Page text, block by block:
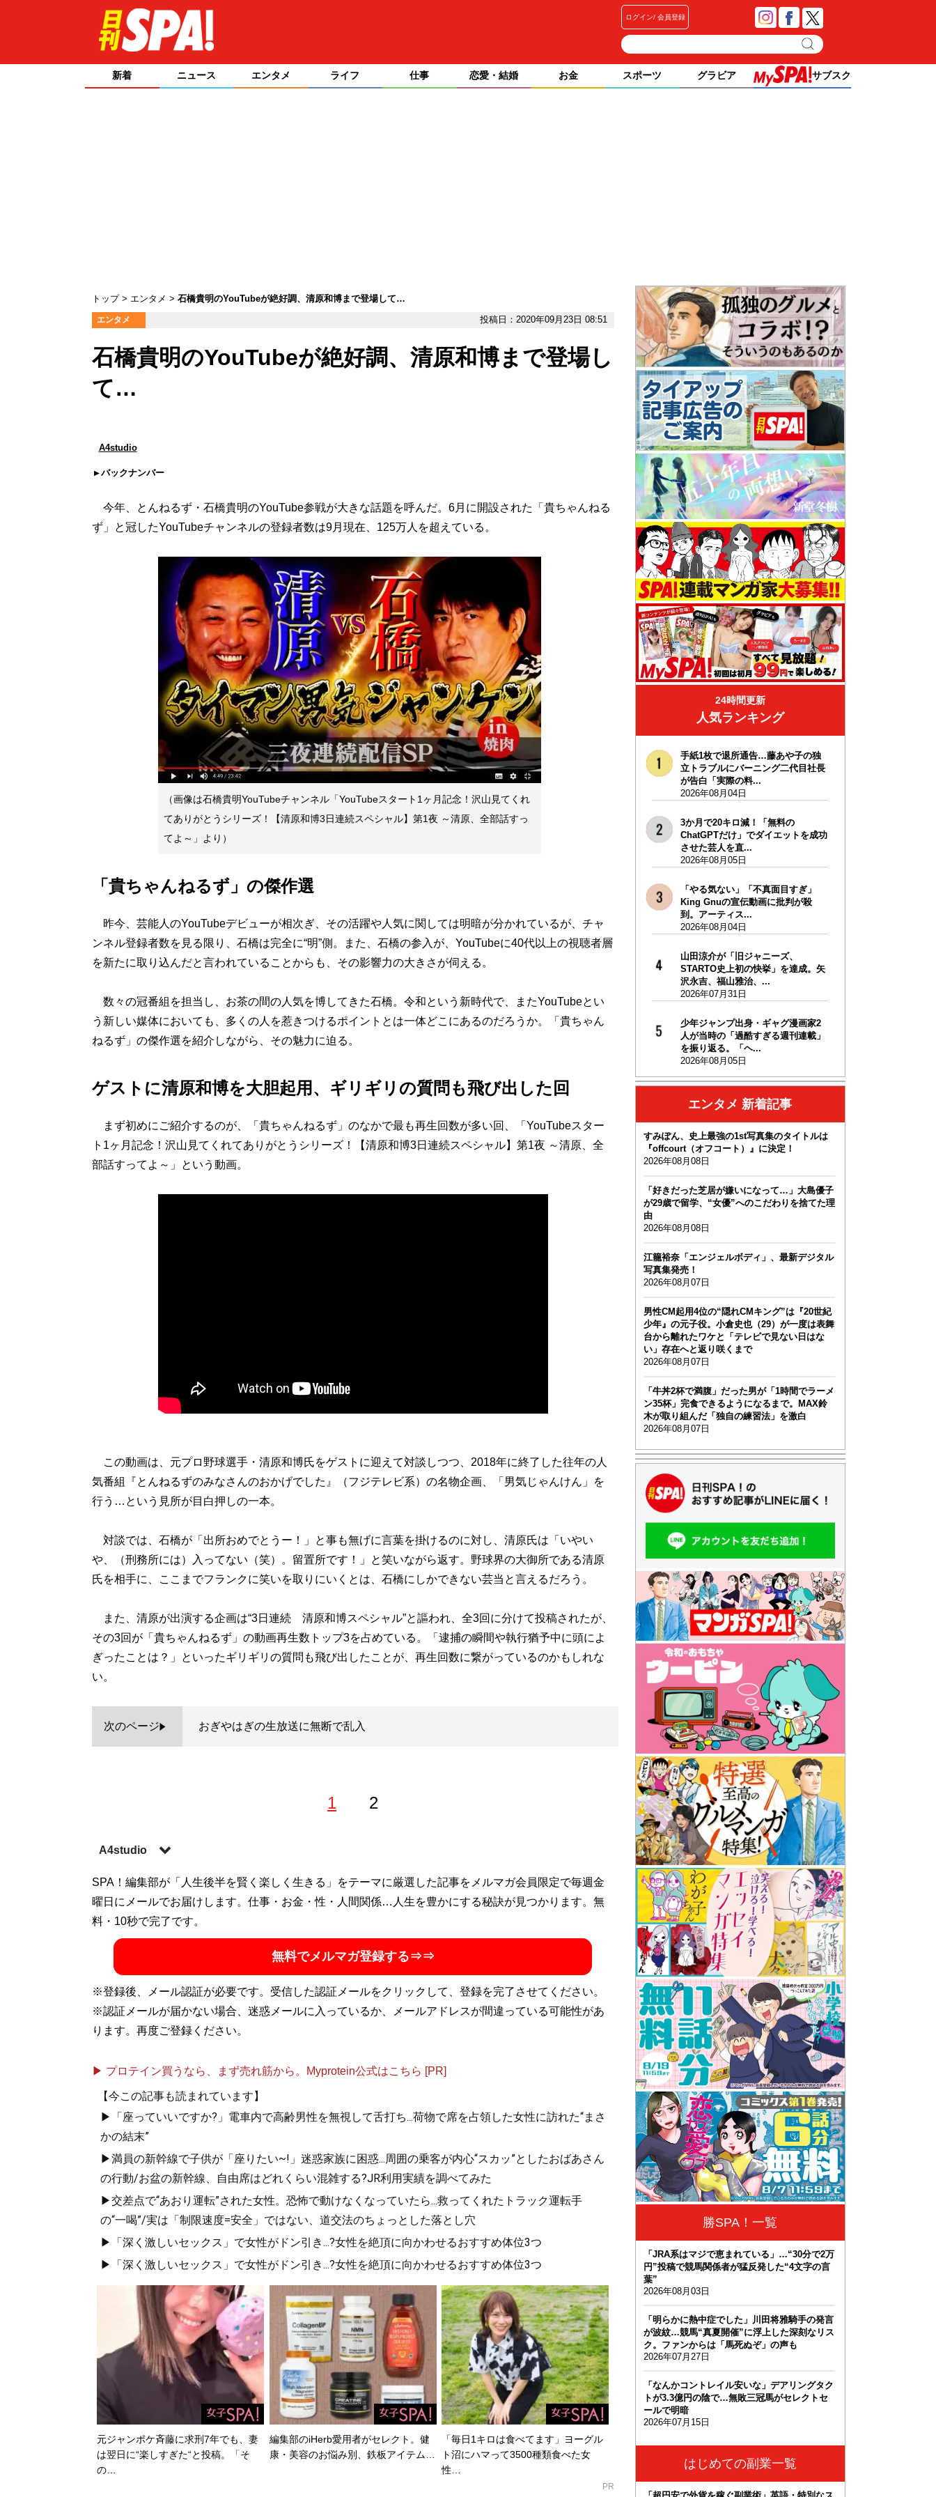
ログイン 会員登録
新着 ニュース エンタメ ライフ 仕事 恋愛・結婚 お金 スポーツ グラビア サブスク
トップ エンタメ 石橋貴明のYouTubeが絶好調、清原和博まで登場して…
エンタメ 投稿日：2020年09月23日 08:51
石橋貴明のYouTubeが絶好調、清原和博まで登場し
て…
A4studio
バックナンバー
今年、とんねるず・石橋貴明のYouTube参戦が大きな話題を呼んだ。6月に開設された「貴ちゃんねる
ず」と冠したYouTubeチャンネルの登録者数は9月現在、125万人を超えている。
（画像は石橋貴明YouTubeチャンネル「YouTubeスタート1ヶ月記念！沢山見てくれ
てありがとうシリーズ！【清原和博3日連続スペシャル】第1夜 ～清原、全部話すっ
てよ～」より）
「貴ちゃんねるず」の傑作選
昨今、芸能人のYouTubeデビューが相次ぎ、その活躍や人気に関しては明暗が分かれているが、チャ
ンネル登録者数を見る限り、石橋は完全に“明”側。また、石橋の参入が、YouTubeに40代以上の視聴者層
を新たに取り込んだと言われていることからも、その影響力の大きさが伺える。
数々の冠番組を担当し、お茶の間の人気を博してきた石橋。令和という新時代で、またYouTubeとい
う新しい媒体においても、多くの人を惹きつけるポイントとは一体どこにあるのだろうか。「貴ちゃん
ねるず」の傑作選を紹介しながら、その魅力に迫る。
ゲストに清原和博を大胆起用、ギリギリの質問も飛び出した回
まず初めにご紹介するのが、「貴ちゃんねるず」のなかで最も再生回数が多い回、「YouTubeスター
ト1ヶ月記念！沢山見てくれてありがとうシリーズ！【清原和博3日連続スペシャル】第1夜 ～清原、全
部話すってよ～」という動画。
この動画は、元プロ野球選手・清原和博氏をゲストに迎えて対談しつつ、2018年に終了した往年の人
気番組『とんねるずのみなさんのおかげでした』（フジテレビ系）の名物企画、「男気じゃんけん」を
行う…という見所が目白押しの一本。
対談では、石橋が「出所おめでとうー！」と事も無げに言葉を掛けるのに対し、清原氏は「いやい
や、（刑務所には）入ってない（笑）。留置所です！」と笑いながら返す。野球界の大御所である清原
氏を相手に、ここまでフランクに笑いを取りにいくとは、石橋にしかできない芸当と言えるだろう。
また、清原が出演する企画は“3日連続 清原和博スペシャル”と謳われ、全3回に分けて投稿されたが、
その3回が「貴ちゃんねるず」の動画再生数トップ3を占めている。「逮捕の瞬間や執行猶予中に頭によ
ぎったことは？」といったギリギリの質問も飛び出したことが、再生回数に繋がっているのかもしれな
い。
次のページ おぎやはぎの生放送に無断で乱入
1 2
A4studio
記事一覧へ
SPA！編集部が「人生後半を賢く楽しく生きる」をテーマに厳選した記事をメルマガ会員限定で毎週金
曜日にメールでお届けします。仕事・お金・性・人間関係…人生を豊かにする秘訣が見つかります。無
料・10秒で完了です。
無料でメルマガ登録する⇒⇒
※登録後、メール認証が必要です。受信した認証メールをクリックして、登録を完了させてください。
※認証メールが届かない場合、迷惑メールに入っているか、メールアドレスが間違っている可能性があ
ります。再度ご登録ください。
▶ プロテイン買うなら、まず売れ筋から。Myprotein公式はこちら [PR]
【今この記事も読まれています】
▶「座っていいですか?」電車内で高齢男性を無視して舌打ち...荷物で席を占領した女性に訪れた“まさ
かの結末”
▶満員の新幹線で子供が「座りたい~!」迷惑家族に困惑...周囲の乗客が内心“スカッ”としたおばあさん
の行動/お盆の新幹線、自由席はどれくらい混雑する?JR利用実績を調べてみた
▶交差点で“あおり運転”された女性。恐怖で動けなくなっていたら...救ってくれたトラック運転手
の“一喝”/実は「制限速度=安全」ではない、道交法のちょっとした落とし穴
▶「深く激しいセックス」で女性がドン引き...?女性を絶頂に向かわせるおすすめ体位3つ
▶「深く激しいセックス」で女性がドン引き...?女性を絶頂に向かわせるおすすめ体位3つ
元ジャンポケ斉藤に求刑7年でも、妻
は翌日に“楽しすぎた“と投稿。「そ
の…
編集部のiHerb愛用者がセレクト。健
康・美容のお悩み別、鉄板アイテム…
「毎日1キロは食べてます」ヨーグル
ト沼にハマって3500種類食べた女
性…
PR
24時間更新
人気ランキング
手紙1枚で退所通告…藤あや子の独
立トラブルにバーニング二代目社長
が告白「実際の料...
2026年08月04日
3か月で20キロ減！「無料の
ChatGPTだけ」でダイエットを成功
させた芸人を直...
2026年08月05日
「やる気ない」「不真面目すぎ」
King Gnuの宣伝動画に批判が殺
到。アーティス...
2026年08月04日
山田涼介が「旧ジャニーズ、
STARTO史上初の快挙」を達成。矢
沢永吉、福山雅治、...
2026年07月31日
少年ジャンプ出身・ギャグ漫画家2
人が当時の「過酷すぎる週刊連載」
を振り返る。「ヘ...
2026年08月05日
エンタメ 新着記事
すみぽん、史上最強の1st写真集のタイトルは
『offcourt（オフコート）』に決定！
2026年08月08日
「好きだった芝居が嫌いになって…」大島優子
が29歳で留学、“女優”へのこだわりを捨てた理
由
2026年08月08日
江籠裕奈「エンジェルボディ」、最新デジタル
写真集発売！
2026年08月07日
男性CM起用4位の“隠れCMキング”は『20世紀
少年』の元子役。小倉史也（29）が一度は表舞
台から離れたワケと「テレビで見ない日はな
い」存在へと返り咲くまで
2026年08月07日
「牛丼2杯で満腹」だった男が「1時間でラーメ
ン35杯」完食できるようになるまで。MAX鈴
木が取り組んだ「独自の練習法」を激白
2026年08月07日
勝SPA！一覧
「JRA系はマジで恵まれている」…“30分で2万
円”投稿で競馬関係者が猛反発した“4文字の言
葉”
2026年08月03日
「明らかに熱中症でした」川田将雅騎手の発言
が波紋…競馬“真夏開催”に浮上した深刻なリス
ク。ファンからは「馬死ぬぞ」の声も
2026年07月27日
「なんかコントレイル安いな」デアリングタク
トが3.3億円の陰で…無敗三冠馬がセレクトセ
ールで明暗
2026年07月15日
はじめての副業一覧